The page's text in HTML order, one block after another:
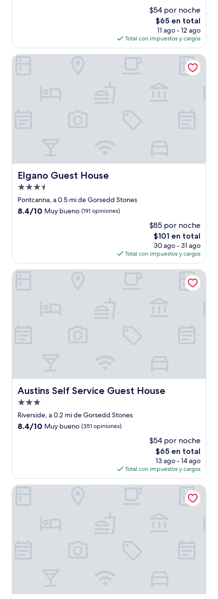
opiniones)
$54 por noche
El
precio
actual
es
de
$65 en total
11 ago - 12 ago
Total con impuestos y cargos
Elgano Guest House
Elgano Guest House
Propiedad
de
3.5
Pontcanna, a 0.5 mi de Gorsedd Stones
8.4
opiniones)
8.4/10 Muy bueno (191 opiniones)
$85 por noche
El
precio
actual
es
de
$101 en total
30 ago - 31 ago
Total con impuestos y cargos
Elgano Guest House
Austins Self Service Guest House
Austins Self Service Guest House
Propiedad
de
3.0
Riverside, a 0.2 mi de Gorsedd Stones
8.4
opiniones)
8.4/10 Muy bueno (351 opiniones)
$54 por noche
El
precio
actual
es
de
$65 en total
13 ago - 14 ago
Total con impuestos y cargos
Austins Self Service Guest House
WiseStay